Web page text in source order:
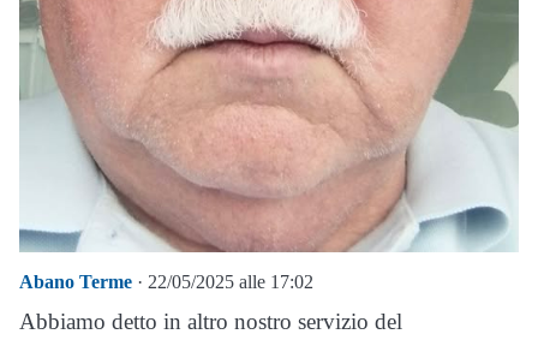
Abano Terme · 22/05/2025 alle 17:02
Abbiamo detto in altro nostro servizio del